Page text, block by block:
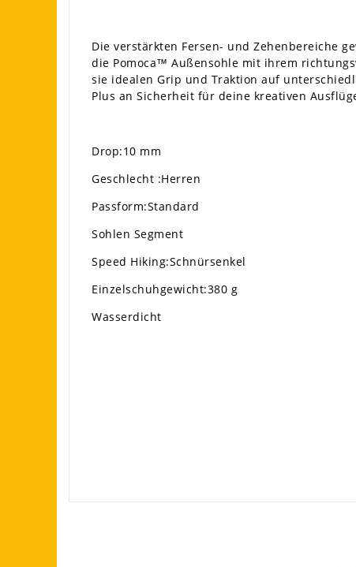
Die verstärkten Fersen- und Zehenbereiche
die Pomoca™ Außensohle mit ihrem
sie idealen Grip und Traktion auf
Plus an Sicherheit für deine kreativen
Drop:10 mm
Geschlecht :Herren
Passform:Standard
Sohlen Segment
Speed Hiking:Schnürsenkel
Einzelschuhgewicht:380 g
Wasserdicht